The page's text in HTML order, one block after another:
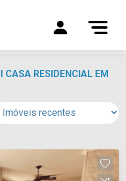
RESIDENCIAL EM